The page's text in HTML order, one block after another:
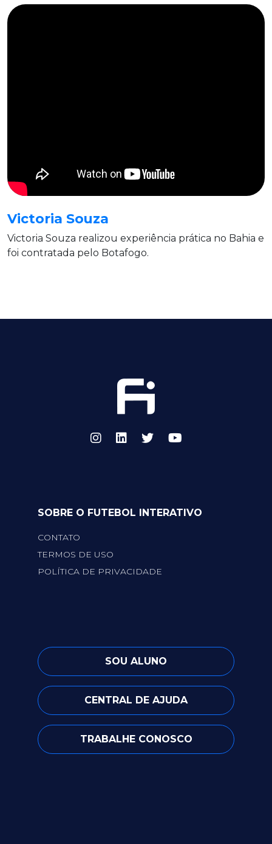
Victoria Souza
Victoria Souza realizou experiência prática no Bahia e
foi contratada pelo Botafogo.
SOBRE O FUTEBOL INTERATIVO
CONTATO
TERMOS DE USO
POLÍTICA DE PRIVACIDADE
SOU ALUNO
CENTRAL DE AJUDA
TRABALHE CONOSCO